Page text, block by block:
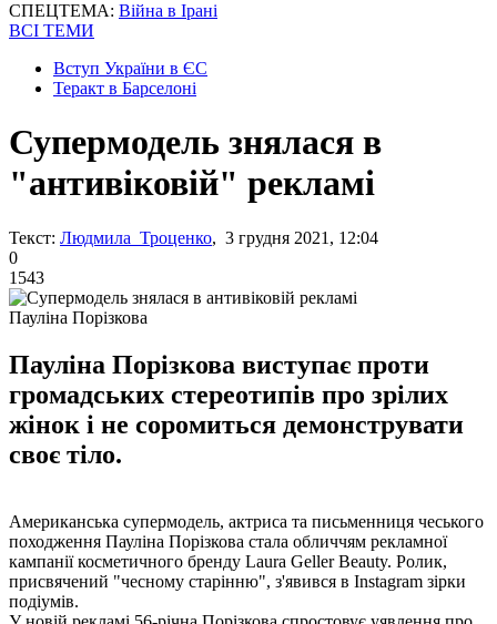
СПЕЦТЕМА: Війна в Ірані
ВСІ ТЕМИ
Вступ України в ЄС
Теракт в Барселоні
Супермодель знялася в
"антивіковій" рекламі
Текст: Людмила Троценко, 3 грудня 2021, 12:04
0
1543
Пауліна Порізкова
Пауліна Порізкова виступає проти
громадських стереотипів про зрілих
жінок і не соромиться демонструвати
своє тіло.
Американська супермодель, актриса та письменниця чеського
походження Пауліна Порізкова стала обличчям рекламної
кампанії косметичного бренду Laura Geller Beauty. Ролик,
присвячений "чесному старінню", з'явився в Instagram зірки
подіумів.